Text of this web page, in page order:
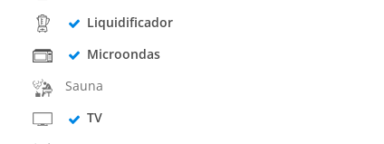
Liquidificador
Microondas
Sauna
TV